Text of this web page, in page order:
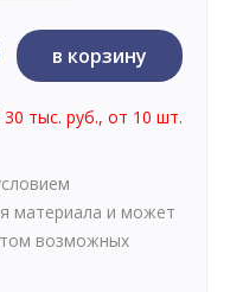
в корзину
тыс. руб., от 10 шт.
материала и может
возможных